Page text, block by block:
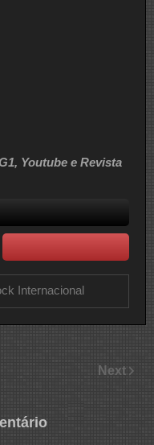
Youtube e Revista
Internacional
Next